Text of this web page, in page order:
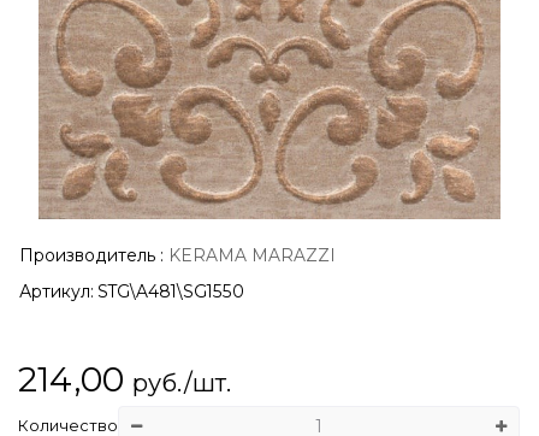
Производитель : KERAMA MARAZZI
Артикул: STG\A481\SG1550
214,00 руб./шт.
Количество